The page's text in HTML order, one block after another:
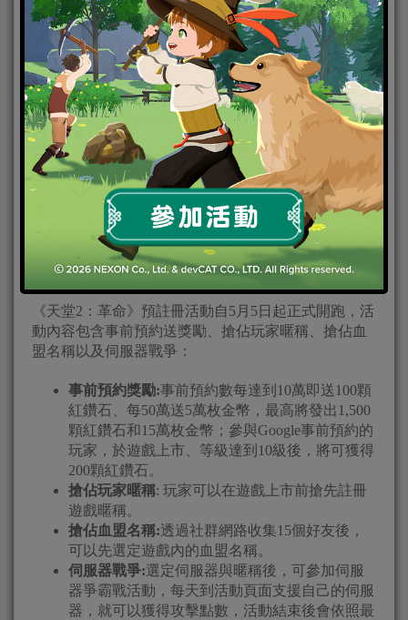
身為天堂遊戲忠實玩家的藝人宥勝，今(5)日特別出席
《天堂2：革命》手遊上市預告記者會，並化身帥氣黑
暗精靈，重現天堂遊戲中的熱血攻城戰！
即日起預註冊活動氣勢登場呼朋引伴搶佔血盟拿大
《天堂2：革命》預註冊活動網址：http://lineage2-
revolution.com/tw
《天堂2：革命》預註冊活動自5月5日起正式開跑，活
動內容包含事前預約送獎勵、搶佔玩家暱稱、搶佔血
盟名稱以及伺服器戰爭：
事前預約獎勵:事前預約數每達到10萬即送100顆
紅鑽石、每50萬送5萬枚金幣，最高將發出1,500
顆紅鑽石和15萬枚金幣；參與Google事前預約的
玩家，於遊戲上市、等級達到10級後，將可獲得
200顆紅鑽石。
搶佔玩家暱稱: 玩家可以在遊戲上市前搶先註冊
遊戲暱稱。
搶佔血盟名稱:透過社群網路收集15個好友後，
可以先選定遊戲內的血盟名稱。
伺服器戰爭:選定伺服器與暱稱後，可參加伺服
器爭霸戰活動，每天到活動頁面支援自己的伺服
器，就可以獲得攻擊點數，活動結束後會依照最